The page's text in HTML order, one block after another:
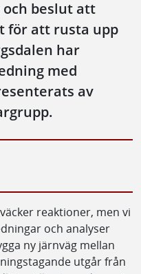
beslut att
för att rusta upp
har
med
av
reaktioner, men vi
och analyser
ny järnväg mellan
utgår från